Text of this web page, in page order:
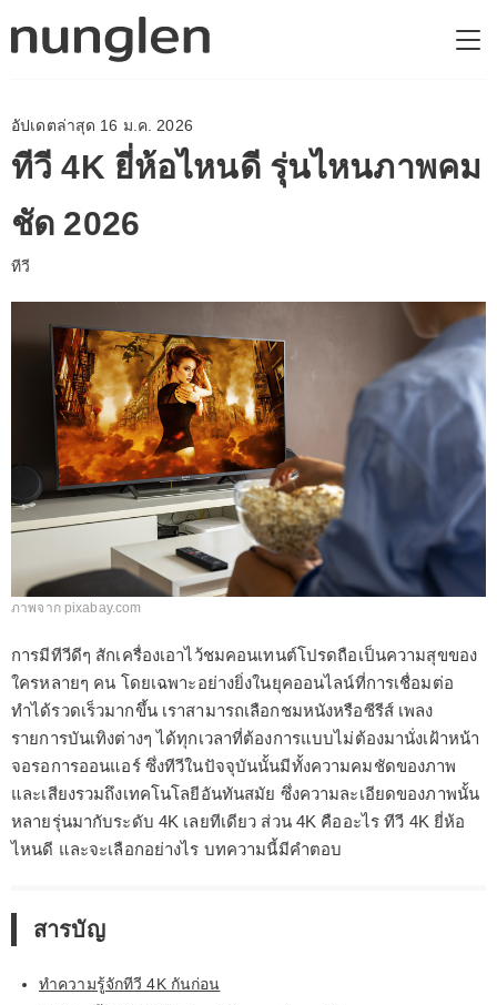
อัปเดตล่าสุด 16 ม.ค. 2026
ทีวี 4K ยี่ห้อไหนดี รุ่นไหนภาพคม
ชัด 2026
ทีวี
ภาพจาก pixabay.com
การมีทีวีดีๆ สักเครื่องเอาไว้ชมคอนเทนต์โปรดถือเป็นความสุขของ
ใครหลายๆ คน โดยเฉพาะอย่างยิ่งในยุคออนไลน์ที่การเชื่อมต่อ
ทำได้รวดเร็วมากขึ้น เราสามารถเลือกชมหนังหรือซีรีส์ เพลง
รายการบันเทิงต่างๆ ได้ทุกเวลาที่ต้องการแบบไม่ต้องมานั่งเฝ้าหน้า
จอรอการออนแอร์ ซึ่งทีวีในปัจจุบันนั้นมีทั้งความคมชัดของภาพ
และเสียงรวมถึงเทคโนโลยีอันทันสมัย ซึ่งความละเอียดของภาพนั้น
หลายรุ่นมากับระดับ 4K เลยทีเดียว ส่วน 4K คืออะไร ทีวี 4K ยี่ห้อ
ไหนดี และจะเลือกอย่างไร บทความนี้มีคำตอบ
สารบัญ
ทำความรู้จักทีวี 4K กันก่อน